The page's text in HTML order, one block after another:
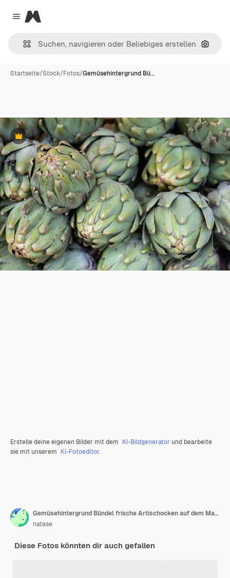
Close menu
Magnific
Nach
Startseite/Stock/Fotos/Gemüsehintergrund Bü…
Premium
Erstelle deine eigenen Bilder mit dem KI-Bildgenerator und bearbeite
sie mit unserem KI-Fotoeditor.
Gemüsehintergrund Bündel frische Artischocken auf dem Markt
natase
Diese Fotos könnten dir auch gefallen